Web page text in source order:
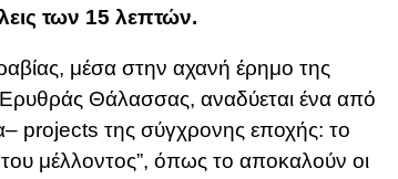
των 15 λεπτών.
μέσα στην αχανή έρημο της
Ερυθράς Θάλασσας, αναδύεται ένα από
projects της σύγχρονης εποχής: το
μέλλοντος”, όπως το αποκαλούν οι